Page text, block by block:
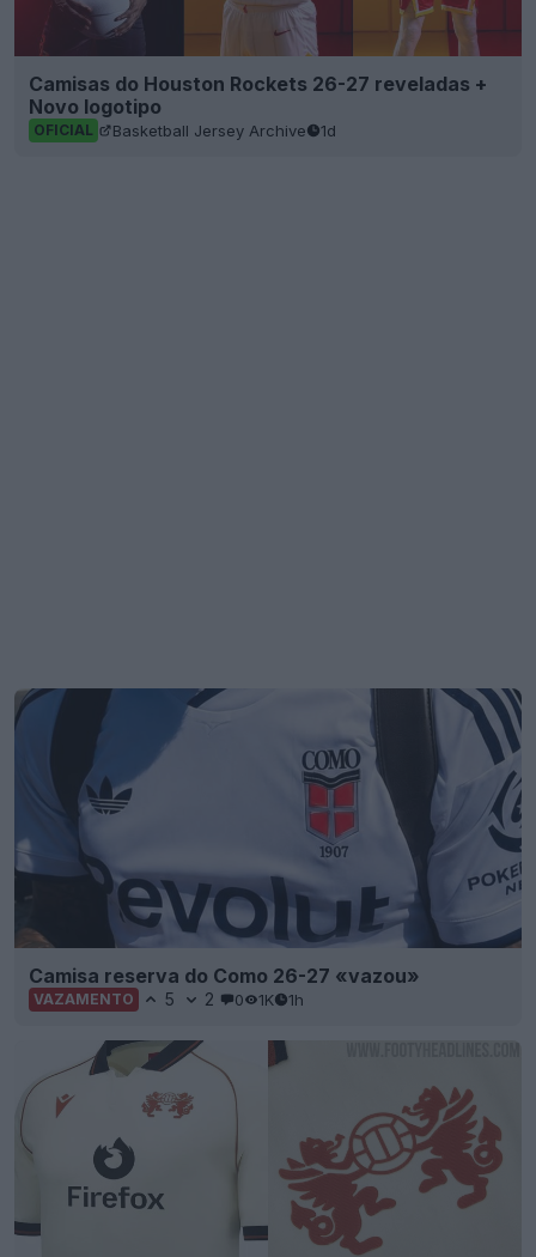
Camisas do Houston Rockets 26-27 reveladas +
Novo logotipo
OFICIAL Basketball Jersey Archive 1d
Camisa reserva do Como 26-27 «vazou»
VAZAMENTO 5 2 0 1K 1h